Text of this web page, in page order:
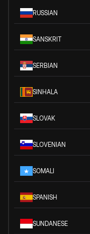
RUSSIAN
SANSKRIT
SERBIAN
SINHALA
SLOVAK
SLOVENIAN
SOMALI
SPANISH
SUNDANESE